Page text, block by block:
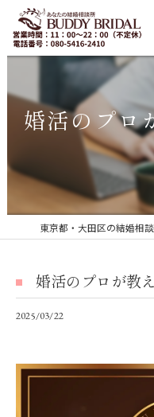
婚活のプロ
婚活のプロが教
2025/03/22